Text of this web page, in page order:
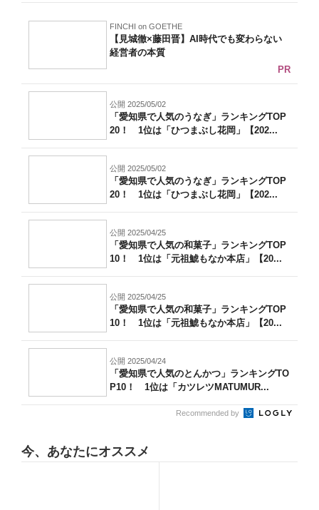
FINCHI on GOETHE
【見城徹×藤田晋】AI時代でも変わらない
経営者の本質
PR
公開 2025/05/02
「愛知県で人気のうなぎ」ランキングTOP
20！ 1位は「ひつまぶし花岡」【202...
公開 2025/05/02
「愛知県で人気のうなぎ」ランキングTOP
20！ 1位は「ひつまぶし花岡」【202...
公開 2025/04/25
「愛知県で人気の和菓子」ランキングTOP
10！ 1位は「元祖鯱もなか本店」【20...
公開 2025/04/25
「愛知県で人気の和菓子」ランキングTOP
10！ 1位は「元祖鯱もなか本店」【20...
公開 2025/04/24
「愛知県で人気のとんかつ」ランキングTO
P10！ 1位は「カツレツMATUMUR...
Recommended by
今、あなたにオススメ